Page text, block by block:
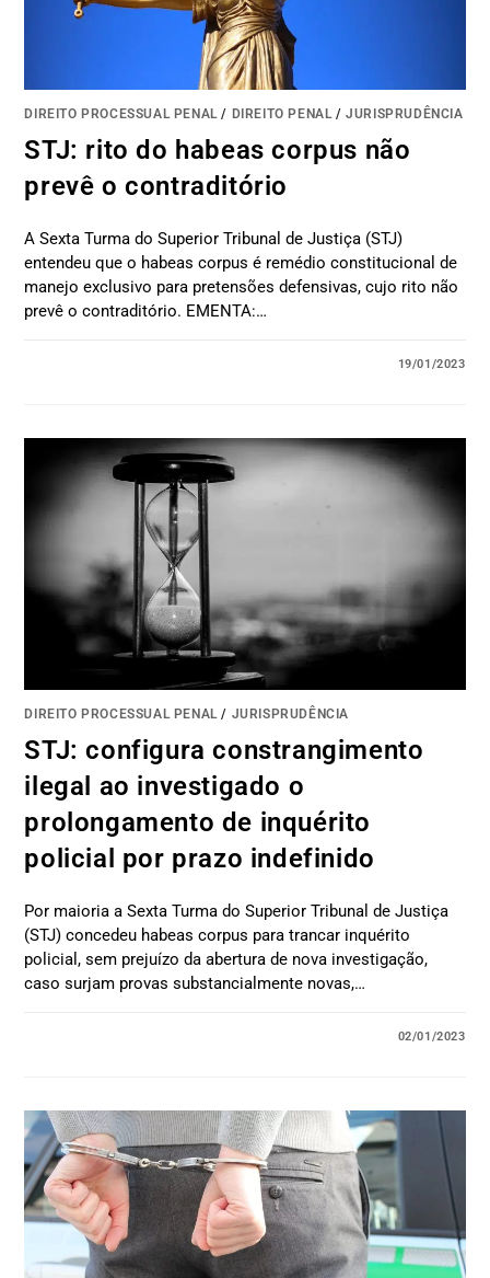
DIREITO PROCESSUAL PENAL/ DIREITO PENAL/JURISPRUDÊNCIA
STJ: rito do habeas corpus não
prevê o contraditório
A Sexta Turma do Superior Tribunal de Justiça (STJ)
entendeu que o habeas corpus é remédio constitucional de
manejo exclusivo para pretensões defensivas, cujo rito não
prevê o contraditório. EMENTA:…
19/01/2023
DIREITO PROCESSUAL PENAL/ JURISPRUDÊNCIA
STJ: configura constrangimento
ilegal ao investigado o
prolongamento de inquérito
policial por prazo indefinido
Por maioria a Sexta Turma do Superior Tribunal de Justiça
(STJ) concedeu habeas corpus para trancar inquérito
policial, sem prejuízo da abertura de nova investigação,
caso surjam provas substancialmente novas,…
02/01/2023